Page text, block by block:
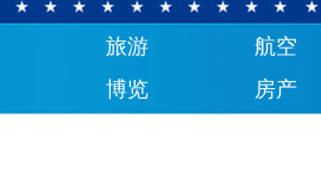
旅游 航空
博览 房产